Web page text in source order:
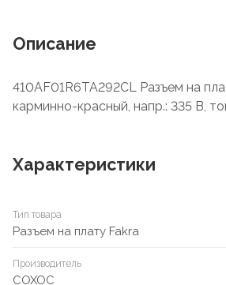
Описание
410AF01R6TA292CL Разъем на
карминно-красный, напр.: 335 В,
Характеристики
Тип товара
Разъем на плату Fakra
Производитель
COXOC